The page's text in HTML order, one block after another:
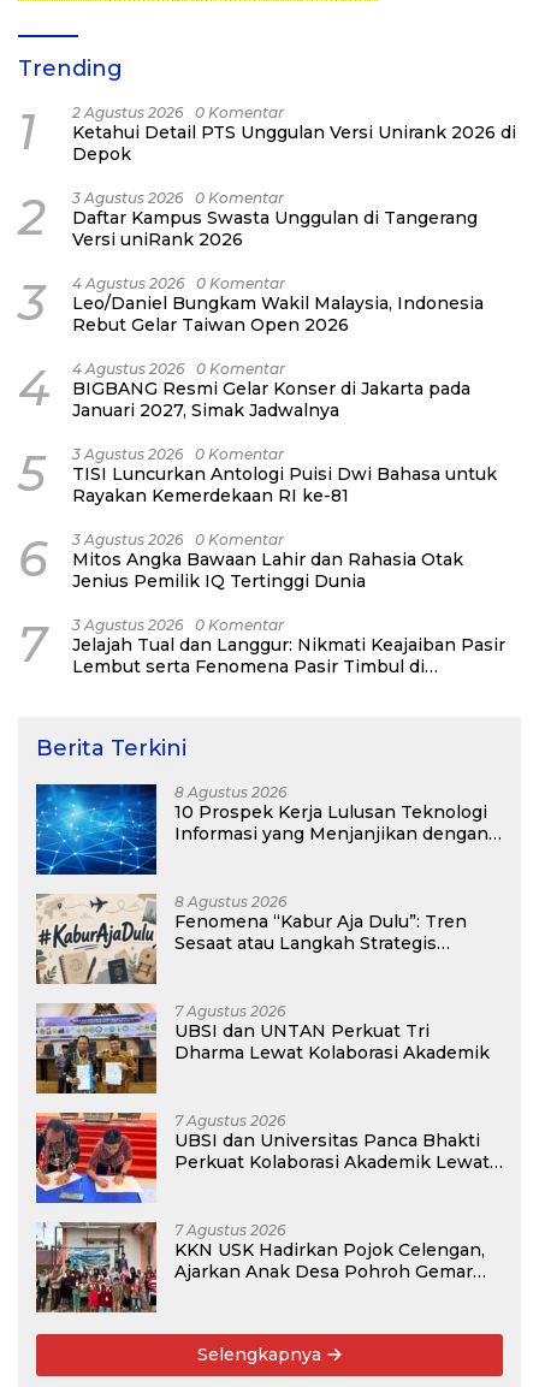
Trending
1 2 Agustus 2026 0 Komentar
Ketahui Detail PTS Unggulan Versi Unirank 2026 di
Depok
2 3 Agustus 2026 0 Komentar
Daftar Kampus Swasta Unggulan di Tangerang
Versi uniRank 2026
3 4 Agustus 2026 0 Komentar
Leo/Daniel Bungkam Wakil Malaysia, Indonesia
Rebut Gelar Taiwan Open 2026
4 4 Agustus 2026 0 Komentar
BIGBANG Resmi Gelar Konser di Jakarta pada
Januari 2027, Simak Jadwalnya
5 3 Agustus 2026 0 Komentar
TISI Luncurkan Antologi Puisi Dwi Bahasa untuk
Rayakan Kemerdekaan RI ke-81
6 3 Agustus 2026 0 Komentar
Mitos Angka Bawaan Lahir dan Rahasia Otak
Jenius Pemilik IQ Tertinggi Dunia
7 3 Agustus 2026 0 Komentar
Jelajah Tual dan Langgur: Nikmati Keajaiban Pasir
Lembut serta Fenomena Pasir Timbul di
Berita Terkini
8 Agustus 2026
10 Prospek Kerja Lulusan Teknologi
Informasi yang Menjanjikan dengan
8 Agustus 2026
Fenomena “Kabur Aja Dulu”: Tren
Sesaat atau Langkah Strategis
7 Agustus 2026
UBSI dan UNTAN Perkuat Tri
Dharma Lewat Kolaborasi Akademik
7 Agustus 2026
UBSI dan Universitas Panca Bhakti
Perkuat Kolaborasi Akademik Lewat
7 Agustus 2026
KKN USK Hadirkan Pojok Celengan,
Ajarkan Anak Desa Pohroh Gemar
Selengkapnya